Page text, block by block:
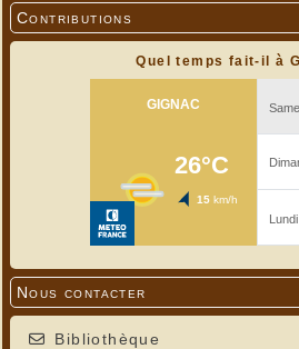
Contributions
Quel temps fait-il à
Nous contacter
Bibliothèque
---